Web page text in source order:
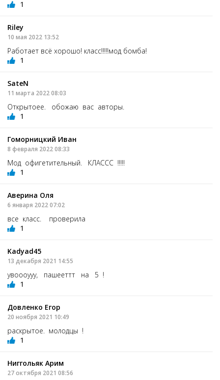
1
Riley
10 мая 2022 13:52
Работает всё хорошо! класс!!!!!мод бомба!
1
SateN
11 марта 2022 08:03
Открытоее. обожаю вас авторы.
1
Гоморницкий Иван
8 февраля 2022 08:33
Мод офигетительный. КЛАССС !!!!!
1
Аверина Оля
6 января 2022 07:02
все класс. проверила
1
Kadyad45
13 декабря 2021 14:55
увоооууу, пашееттт на 5 !
1
Довленко Егор
20 ноября 2021 10:49
раскрытое. молодцы !
1
Ниггольяк Арим
27 октября 2021 08:56